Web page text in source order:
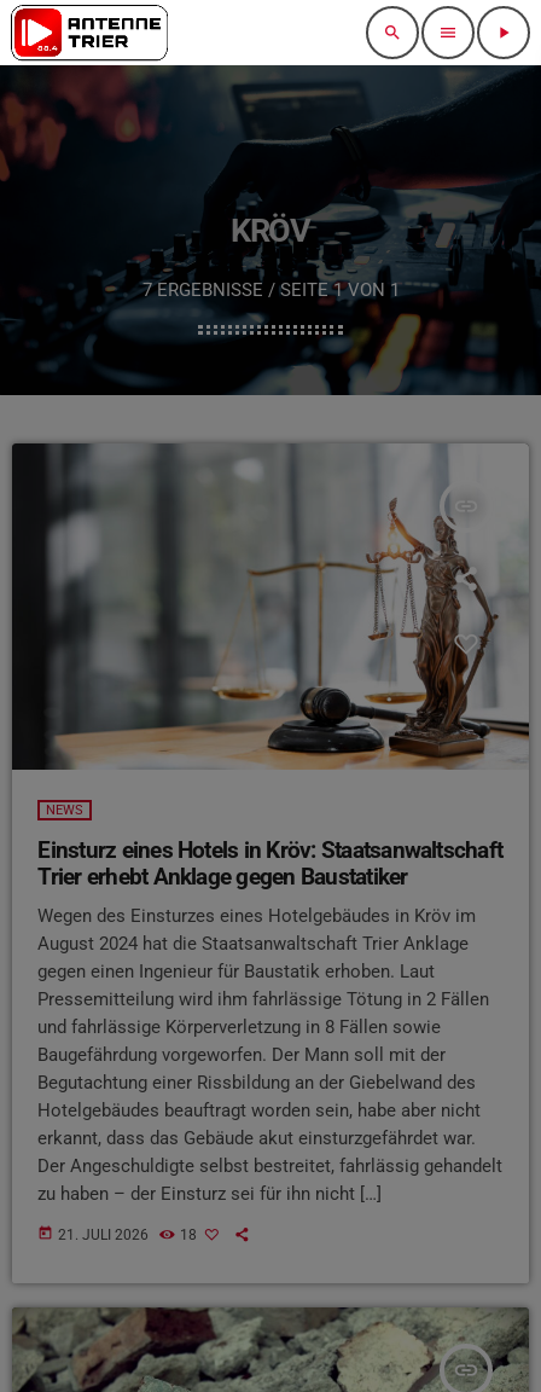
search menu play_arrow
KRÖV
7 ERGEBNISSE / SEITE 1 VON 1
insert_link
NEWS
Einsturz eines Hotels in Kröv: Staatsanwaltschaft
Trier erhebt Anklage gegen Baustatiker
Wegen des Einsturzes eines Hotelgebäudes in Kröv im
August 2024 hat die Staatsanwaltschaft Trier Anklage
gegen einen Ingenieur für Baustatik erhoben. Laut
Pressemitteilung wird ihm fahrlässige Tötung in 2 Fällen
und fahrlässige Körperverletzung in 8 Fällen sowie
Baugefährdung vorgeworfen. Der Mann soll mit der
Begutachtung einer Rissbildung an der Giebelwand des
Hotelgebäudes beauftragt worden sein, habe aber nicht
erkannt, dass das Gebäude akut einsturzgefährdet war.
Der Angeschuldigte selbst bestreitet, fahrlässig gehandelt
zu haben – der Einsturz sei für ihn nicht […]
today 21. JULI 2026 18
insert_link